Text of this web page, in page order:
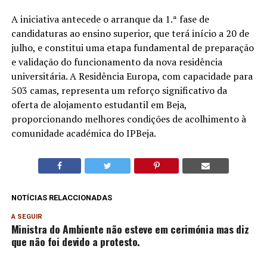
A iniciativa antecede o arranque da 1.ª fase de
candidaturas ao ensino superior, que terá início a 20 de
julho, e constitui uma etapa fundamental de preparação
e validação do funcionamento da nova residência
universitária. A Residência Europa, com capacidade para
503 camas, representa um reforço significativo da
oferta de alojamento estudantil em Beja,
proporcionando melhores condições de acolhimento à
comunidade académica do IPBeja.
NOTÍCIAS RELACCIONADAS
A SEGUIR
Ministra do Ambiente não esteve em cerimónia mas diz
que não foi devido a protesto.